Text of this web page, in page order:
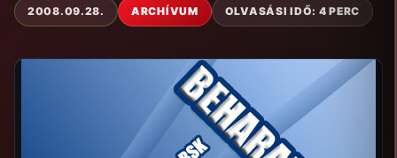
2008.09.28. ARCHÍVUM OLVASÁSI IDŐ: 4 PERC